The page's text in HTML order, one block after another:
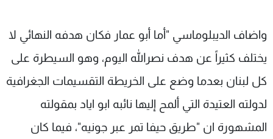
واضاف الديبلوماسي "أما أبو عمار فكان هدفه النهائي لا
يختلف كثيراً عن هدف نصرالله اليوم، وهو السيطرة على
كل لبنان بعدما وضع على الخريطة التقسيمات الجغرافية
لدولته العتيدة التي ألمح إليها نائبه ابو اياد بمقولته
المشهورة ان "طريق حيفا تمر عبر جونيه"، فيما كان